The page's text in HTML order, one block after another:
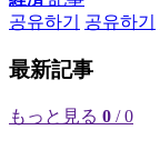
공유하기
공유하기
最新記事
もっと見る 0 / 0